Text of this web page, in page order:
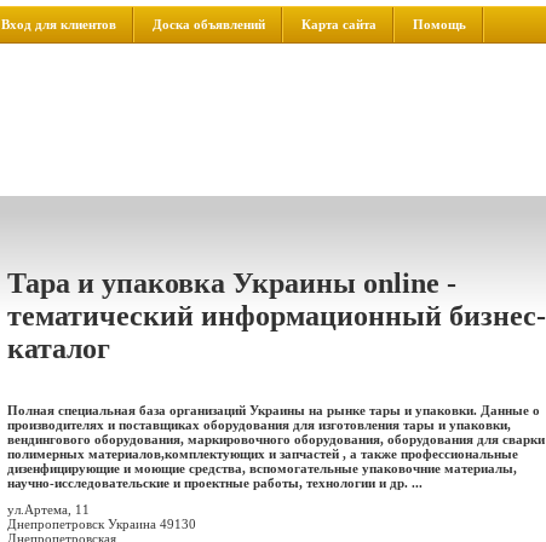
Вход для клиентов Доска объявлений Карта сайта Помощь
Тара и упаковка Украины online -
тематический информационный бизнес-
каталог
Полная специальная база организаций Украины на рынке тары и упаковки. Данные о
производителях и поставщиках оборудования для изготовления тары и упаковки,
вендингового оборудования, маркировочного оборудования, оборудования для сварки
полимерных материалов,комплектующих и запчастей , а также профессиональные
дизенфицирующие и моющие средства, вспомогательные упаковочние материалы,
научно-исследовательские и проектные работы, технологии и др. ...
ул.Артема, 11
Днепропетровск Украина 49130
Днепропетровская